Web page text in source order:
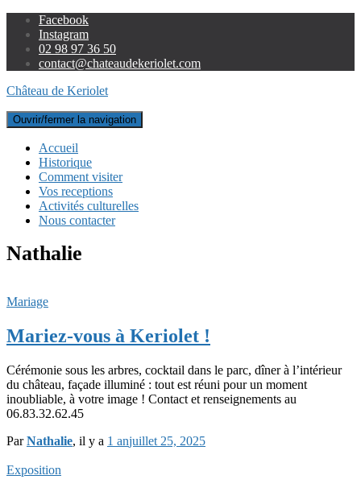
Facebook
Instagram
02 98 97 36 50
contact@chateaudekeriolet.com
Château de Keriolet
Ouvrir/fermer la navigation
Accueil
Historique
Comment visiter
Vos receptions
Activités culturelles
Nous contacter
Nathalie
Mariage
Mariez-vous à Keriolet !
Cérémonie sous les arbres, cocktail dans le parc, dîner à l’intérieur
du château, façade illuminé : tout est réuni pour un moment
inoubliable, à votre image ! Contact et renseignements au
06.83.32.62.45
ParNathalie, il y a 1 anjuillet 25, 2025
Exposition